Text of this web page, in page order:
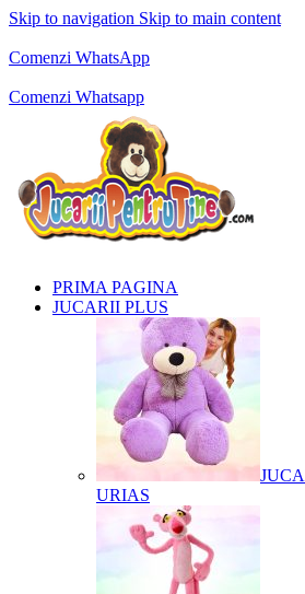
Skip to navigation Skip to main content
Comenzi WhatsApp
Comenzi Whatsapp
PRIMA PAGINA
JUCARII PLUS
URIAS